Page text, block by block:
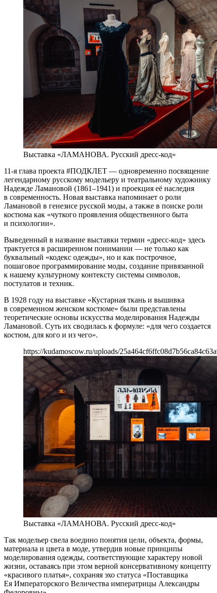
Выставка «ЛАМАНОВА. Русский дресс-код»
11-я глава проекта #ПОДКЛЕТ — одновременно посвящение
легендарному русскому модельеру и театральному художнику
Надежде Ламановой (1861–1941) и проекция её наследия
в современность. Новая выставка напоминает о роли
Ламановой в генезисе русской моды, а также в поиске роли
костюма как «чуткого проявления общественного быта
и психологии».
Выведенный в название выставки термин «дресс-код» здесь
трактуется в расширенном понимании — не только как
буквальный «кодекс одежды», но и как построчное,
пошаговое программирование моды, создание привязанной
к нашему культурному контексту системы символов,
постулатов и техник.
В 1928 году на выставке «Кустарная ткань и вышивка
в современном женском костюме» были представлены
теоретические основы искусства моделирования Надежды
Ламановой. Суть их сводилась к формуле: «для чего создается
костюм, для кого и из чего».
https://kudamoscow.ru/uploads/
Выставка «ЛАМАНОВА. Русский дресс-код»
Так модельер свела воедино понятия цели, объекта, формы,
материала и цвета в моде, утвердив новые принципы
моделирования одежды, соответствующие характеру новой
жизни, оставаясь при этом верной консервативному концепту
«красивого платья», сохраняя эхо статуса «Поставщика
Ея Императорского Величества императрицы Александры